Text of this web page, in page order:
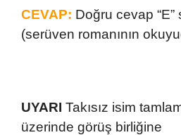
CEVAP: Doğru cevap “E”
(serüven romanının
UYARI Takısız isim
üzerinde görüş birliğine